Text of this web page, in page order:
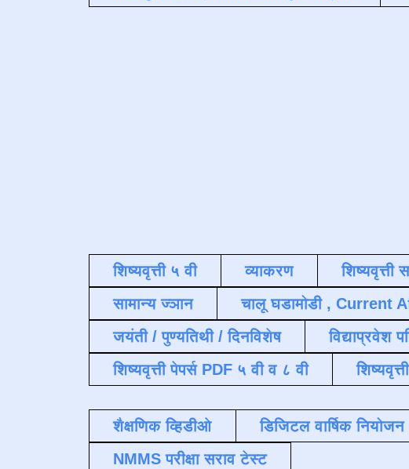
शिष्यवृत्ती ५ वी व्याकरण शिष्यवृत्ती
सामान्य ज्ञान
चालू घडामोडी , Current
जयंती / पुण्यतिथी / दिनविशेष
विद्याप्रवेश
शिष्यवृत्ती पेपर्स PDF ५ वी व ८ वी
शैक्षणिक व्हिडीओ डिजिटल वार्षिक नियोजन
NMMS परीक्षा सराव टेस्ट